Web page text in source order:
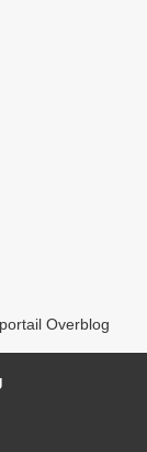
Overblog